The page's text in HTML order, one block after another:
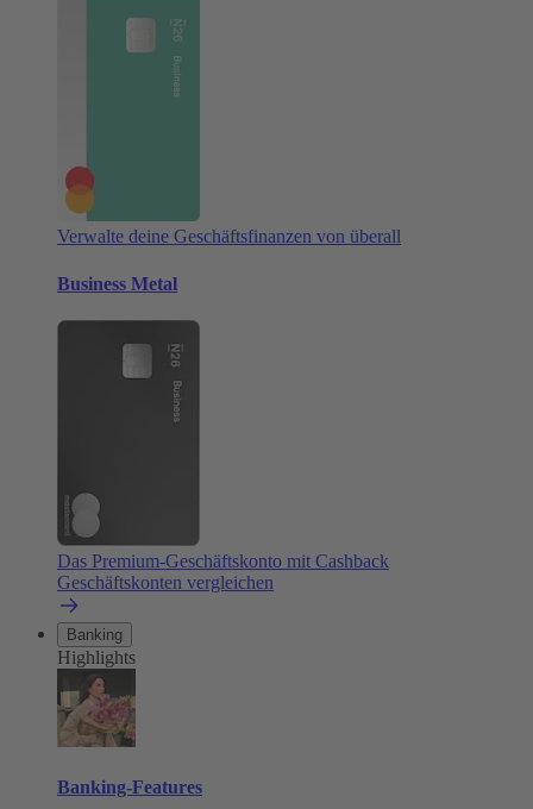
Verwalte deine Geschäftsfinanzen von überall
Business Metal
Das Premium-Geschäftskonto mit Cashback
Geschäftskonten vergleichen
Banking
Highlights
Banking-Features